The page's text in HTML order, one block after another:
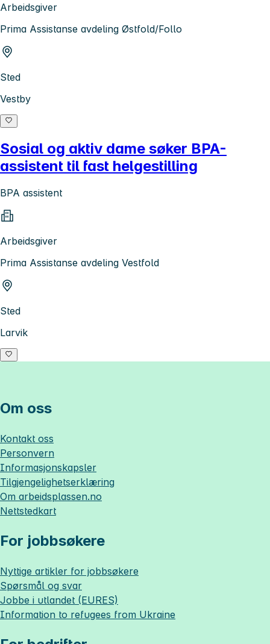
Arbeidsgiver
Prima Assistanse avdeling Østfold/Follo
Sted
Vestby
Sosial og aktiv dame søker BPA-
assistent til fast helgestilling
BPA assistent
Arbeidsgiver
Prima Assistanse avdeling Vestfold
Sted
Larvik
Om oss
Kontakt oss
Personvern
Informasjonskapsler
Tilgjengelighetserklæring
Om arbeidsplassen.no
Nettstedkart
For jobbsøkere
Nyttige artikler for jobbsøkere
Spørsmål og svar
Jobbe i utlandet (EURES)
Information to refugees from Ukraine